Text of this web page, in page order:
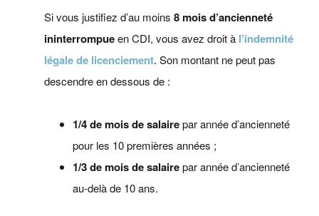
Si vous justifiez d’au moins8 mois d’ancienneté
ininterrompueen CDI, vous avez droit à l’indemnité
légale de licenciement. Son montant ne peut pas
descendre en dessous de :
1/4 de mois de salairepar année d’ancienneté
pour les 10 premières années ;
1/3 de mois de salairepar année d’ancienneté
au-delà de 10 ans.